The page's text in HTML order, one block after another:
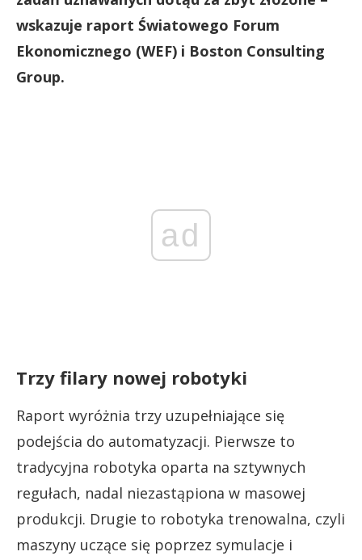
wskazuje raport Światowego Forum
Ekonomicznego (WEF) i Boston Consulting
Group.
ad
Trzy filary nowej robotyki
Raport wyróżnia trzy uzupełniające się
podejścia do automatyzacji. Pierwsze to
tradycyjna robotyka oparta na sztywnych
regułach, nadal niezastąpiona w masowej
produkcji. Drugie to robotyka trenowalna, czyli
maszyny uczące się poprzez symulacje i